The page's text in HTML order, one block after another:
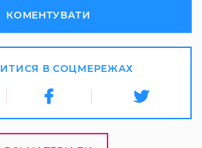
КОМЕНТУВАТИ
В СОЦМЕРЕЖАХ